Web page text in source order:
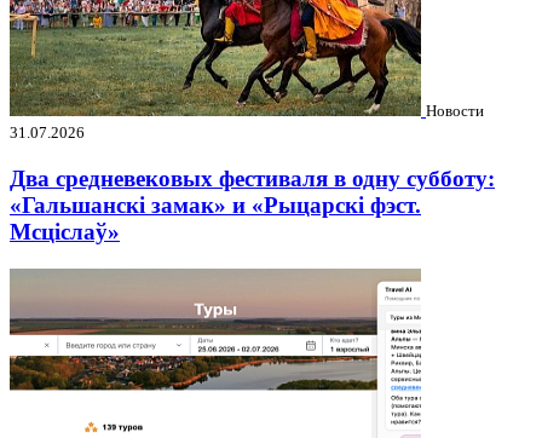
Новости
31.07.2026
Два средневековых фестиваля в одну субботу:
«Гальшанскі замак» и «Рыцарскі фэст.
Мсціслаў»